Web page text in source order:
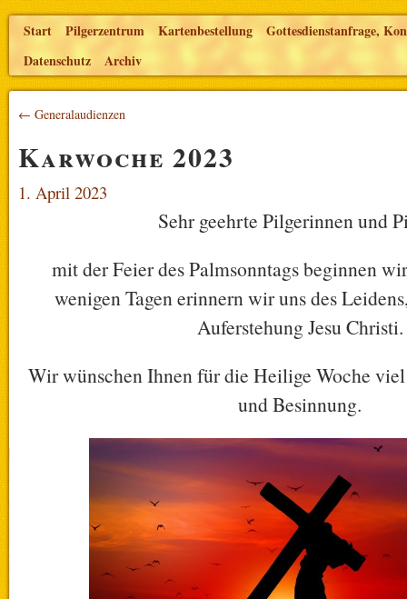
Start Pilgerzentrum Kartenbestellung
Gottesdienstanfrage,
Datenschutz
Archiv
← Generalaudienzen
Karwoche 2023
1. April 2023
Sehr geehrte Pilgerinnen und
mit der Feier des Palmsonntags beginnen
wenigen Tagen erinnern wir uns des
Auferstehung Jesu Christi.
Wir wünschen Ihnen für die Heilige Woche
und Besinnung.